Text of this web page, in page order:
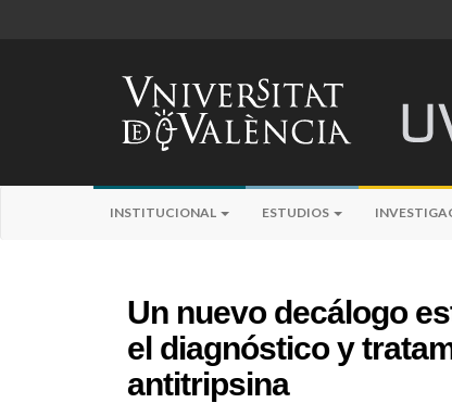
INSTITUCIONAL ESTUDIOS
Un nuevo decálogo
el diagnóstico y
antitripsina